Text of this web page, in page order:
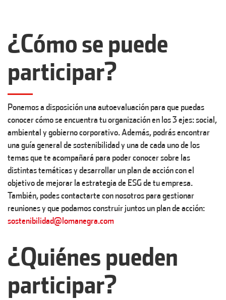
¿Cómo se puede
participar?
Ponemos a disposición una autoevaluación para que puedas
conocer cómo se encuentra tu organización en los 3 ejes: social,
ambiental y gobierno corporativo. Además, podrás encontrar
una guía general de sostenibilidad y una de cada uno de los
temas que te acompañará para poder conocer sobre las
distintas temáticas y desarrollar un plan de acción con el
objetivo de mejorar la estrategia de ESG de tu empresa.
También, podes contactarte con nosotros para gestionar
reuniones y que podamos construir juntos un plan de acción:
sostenibilidad@lomanegra.com
¿Quiénes pueden
participar?